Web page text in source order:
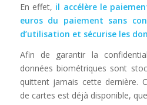
En effet, il accélère le
euros du paiement sans
d’utilisation et sécurise les
Afin de garantir la
données biométriques sont
quittent jamais cette dernière.
de cartes est déjà disponible,